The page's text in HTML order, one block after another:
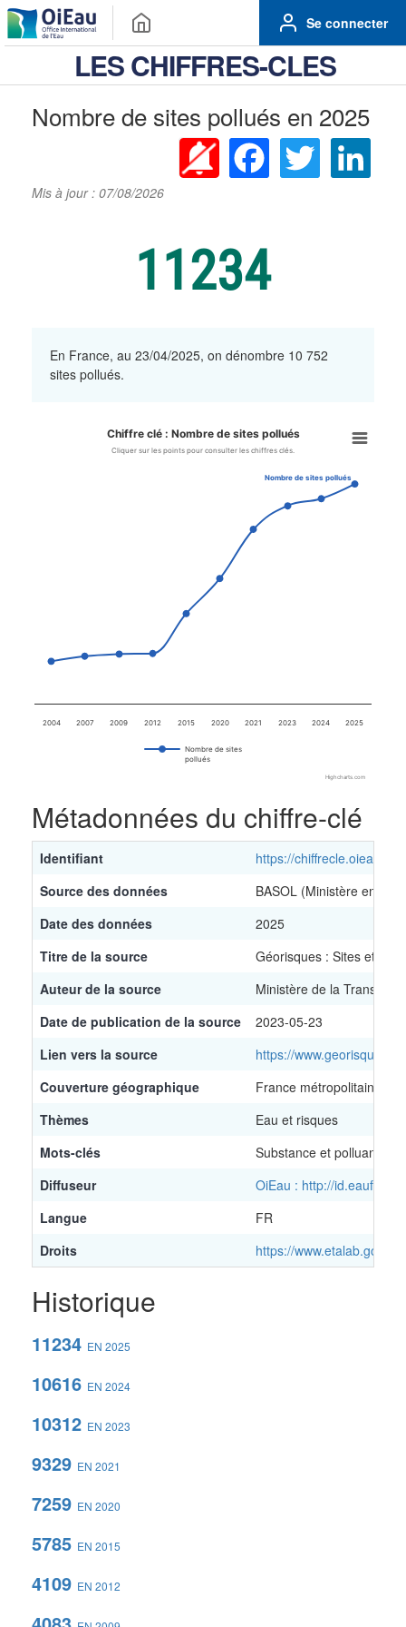
Se connecter
LES CHIFFRES-CLES
Nombre de sites pollués en 2025
Facebook Twitter
Mis à jour : 07/08/2026
11234
En France, au 23/04/2025, on dénombre 10 752
sites pollués.
Chiffre clé : Nombre de sites
Cliquer sur les points pour consulter les chiffres clés.
View as data table, Chiffre clé : Nombre de sites pollués
The chart has 1 X axis displaying categories.
The chart has 1 Y axis displaying values. Data ranges from
Nombre de sites pollués
Chiffre clé : Nombre de sites pollués
Cliquer sur les points pour consulter les chiffres clés.
Nombre de sites
pollués
2004 2007 2009 2012 2015 2020 2021 2023 2024 2025
Highcharts.com
Métadonnées du chiffre-clé
Identifiant
https://chiffrecle.oieau.fr/
Source des données
BASOL (Ministère en
Date des données
2025
Titre de la source
Géorisques : Sites et
Auteur de la source
Ministère de la
Date de publication de la source
2023-05-23
Lien vers la source
https://
Couverture géographique
France métropolitaine et
Thèmes
Eau et risques
Mots-clés
Substance et polluant
Diffuseur
OiEau : http://
Langue
FR
Droits
https://
Historique
11234 EN 2025
10616 EN 2024
10312 EN 2023
9329 EN 2021
7259 EN 2020
5785 EN 2015
4109 EN 2012